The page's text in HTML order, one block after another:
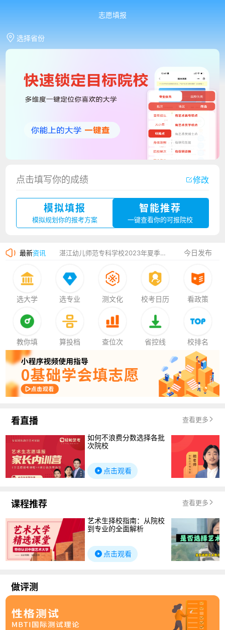
志愿填报
选择省份
点击填写你的成绩 修改
模拟填报
模拟规划你的报考方案
智能推荐
一键查看你的可报院校
最新资讯
厦门大学嘉庚学院2023年艺术类招生简章
湛江幼儿师范专科学校2023年夏季高考招生简章
香港中文大学（深圳）2023年夏季高考招生简章
今日发布
选大学 选专业 测文化 校考日历 看政策
教你填 算投档 查位次 省控线 校排名
看直播 查看更多
如何不浪费分数选择各批
次院校
点击观看
课程推荐 查看更多
艺术生择校指南：从院校
到专业的全面解析
点击观看
做评测